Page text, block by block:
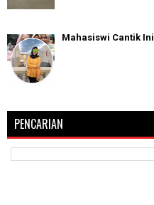
Mahasiswi Cantik
PENCARIAN